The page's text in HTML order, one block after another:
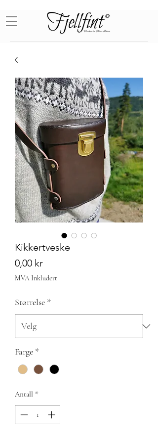
Kikkertveske
0,00 krPris
MVA Inkludert
Størrelse *
Farge *
Antall *